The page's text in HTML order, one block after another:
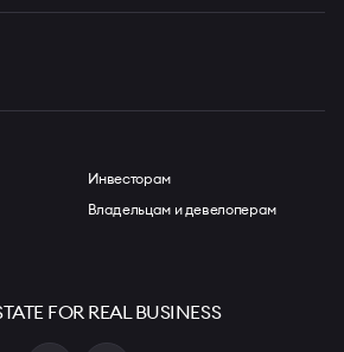
Инвесторам
Владельцам и девелоперам
FOR REAL BUSINESS